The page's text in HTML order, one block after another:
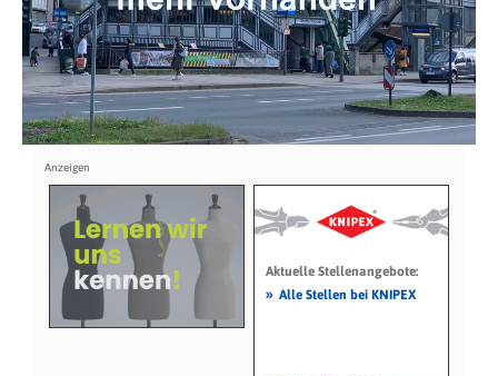
Aktuelle Stellenangebote:
» Alle Stellen bei KNIPEX